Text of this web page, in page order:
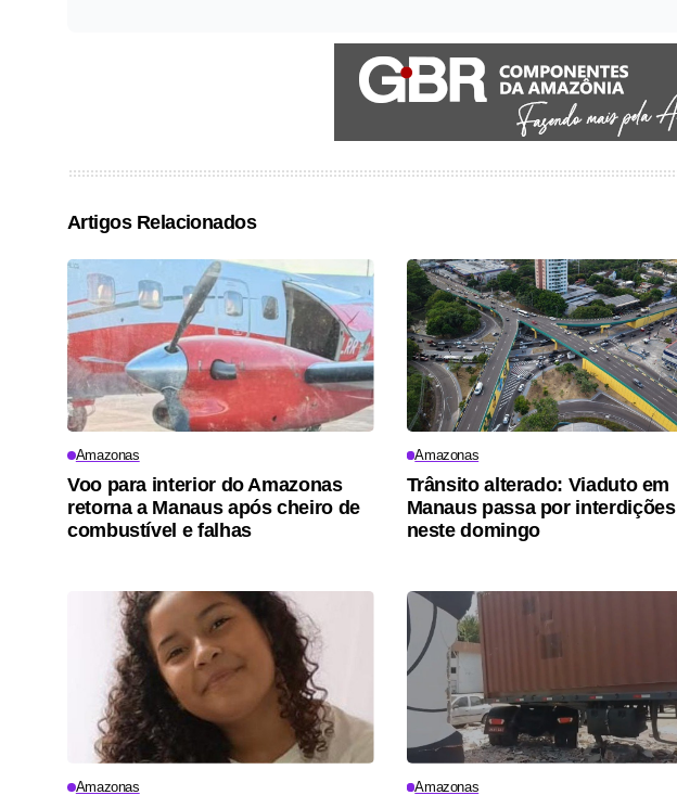
Artigos Relacionados
Amazonas
Voo para interior do Amazonas
retorna a Manaus após cheiro de
combustível e falhas
Amazonas
Trânsito alterado: Viaduto em
Manaus passa por interdições
neste domingo
Amazonas Amazonas